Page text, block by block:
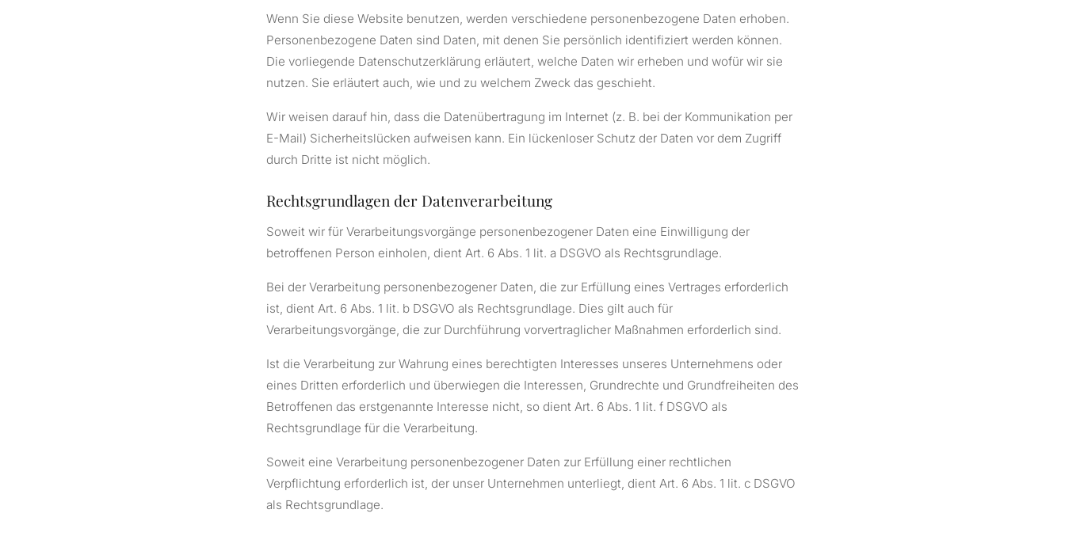
Wenn Sie diese Website benutzen, werden verschiedene personenbezogene Daten erhoben.
Personenbezogene Daten sind Daten, mit denen Sie persönlich identifiziert werden können.
Die vorliegende Datenschutzerklärung erläutert, welche Daten wir erheben und wofür wir sie
nutzen. Sie erläutert auch, wie und zu welchem Zweck das geschieht.
Wir weisen darauf hin, dass die Datenübertragung im Internet (z. B. bei der Kommunikation per
E-Mail) Sicherheitslücken aufweisen kann. Ein lückenloser Schutz der Daten vor dem Zugriff
durch Dritte ist nicht möglich.
Rechtsgrundlagen der Datenverarbeitung
Soweit wir für Verarbeitungsvorgänge personenbezogener Daten eine Einwilligung der
betroffenen Person einholen, dient Art. 6 Abs. 1 lit. a DSGVO als Rechtsgrundlage.
Bei der Verarbeitung personenbezogener Daten, die zur Erfüllung eines Vertrages erforderlich
ist, dient Art. 6 Abs. 1 lit. b DSGVO als Rechtsgrundlage. Dies gilt auch für
Verarbeitungsvorgänge, die zur Durchführung vorvertraglicher Maßnahmen erforderlich sind.
Ist die Verarbeitung zur Wahrung eines berechtigten Interesses unseres Unternehmens oder
eines Dritten erforderlich und überwiegen die Interessen, Grundrechte und Grundfreiheiten des
Betroffenen das erstgenannte Interesse nicht, so dient Art. 6 Abs. 1 lit. f DSGVO als
Rechtsgrundlage für die Verarbeitung.
Soweit eine Verarbeitung personenbezogener Daten zur Erfüllung einer rechtlichen
Verpflichtung erforderlich ist, der unser Unternehmen unterliegt, dient Art. 6 Abs. 1 lit. c DSGVO
als Rechtsgrundlage.